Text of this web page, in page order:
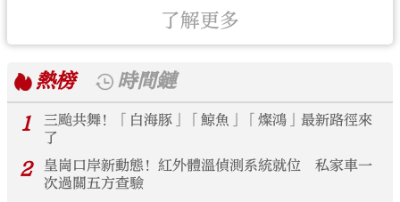
了解更多
熱榜
時間鏈
1
三颱共舞！「白海豚」「鯨魚」「燦鴻」最新路徑來
了
2
皇崗口岸新動態！紅外體溫偵測系統就位 私家車一
次過關五方查驗